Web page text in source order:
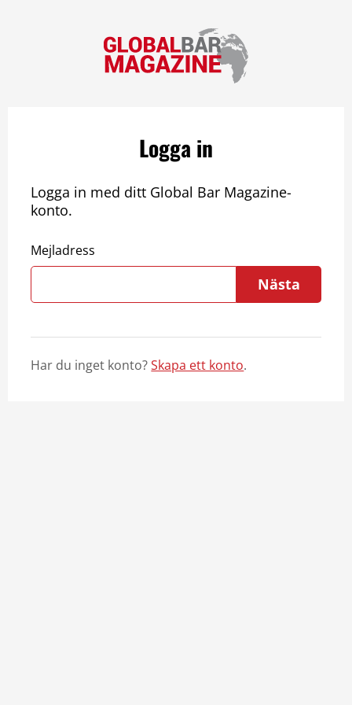
Logga in
Logga in med ditt Global Bar Magazine-
konto.
Mejladress
Nästa
Har du inget konto?Skapa ett konto.